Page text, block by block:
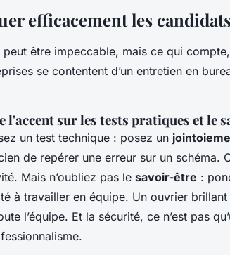
efficacement les
peut être impeccable, mais ce qui
se contentent d’un entretien en
l'accent sur les tests pratiques et le
un test technique : posez un
de repérer une erreur sur un schéma.
Mais n’oubliez pas le savoir-être :
à travailler en équipe. Un ouvrier
l’équipe. Et la sécurité, ce n’est pas